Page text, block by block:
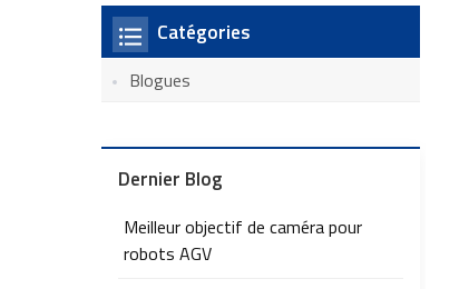
Catégories
Blogues
Dernier Blog
Meilleur objectif de caméra pour
robots AGV